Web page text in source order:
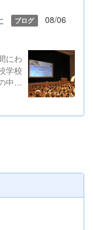
ブログ
08/06
にわ
学校
中学
生
会か
、判
で